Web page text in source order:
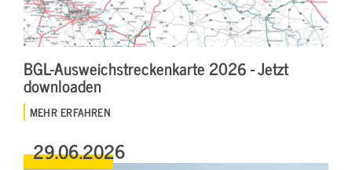
BGL-Ausweichstreckenkarte 2026 - Jetzt
downloaden
MEHR ERFAHREN
29.06.2026